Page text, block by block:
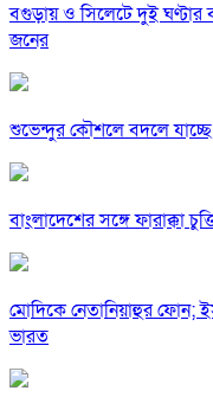
বগুড়ায় ও সিলেটে দুই ঘণ্টার
জনের
শুভেন্দুর কৌশলে বদলে যাচ্ছে
বাংলাদেশের সঙ্গে ফারাক্কা
মোদিকে নেতানিয়াহুর ফোন;
ভারত